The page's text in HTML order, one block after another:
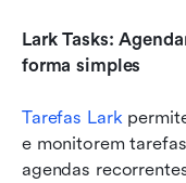
Lark Tasks:
forma simples
Tarefas Lark
e monitorem
agendas